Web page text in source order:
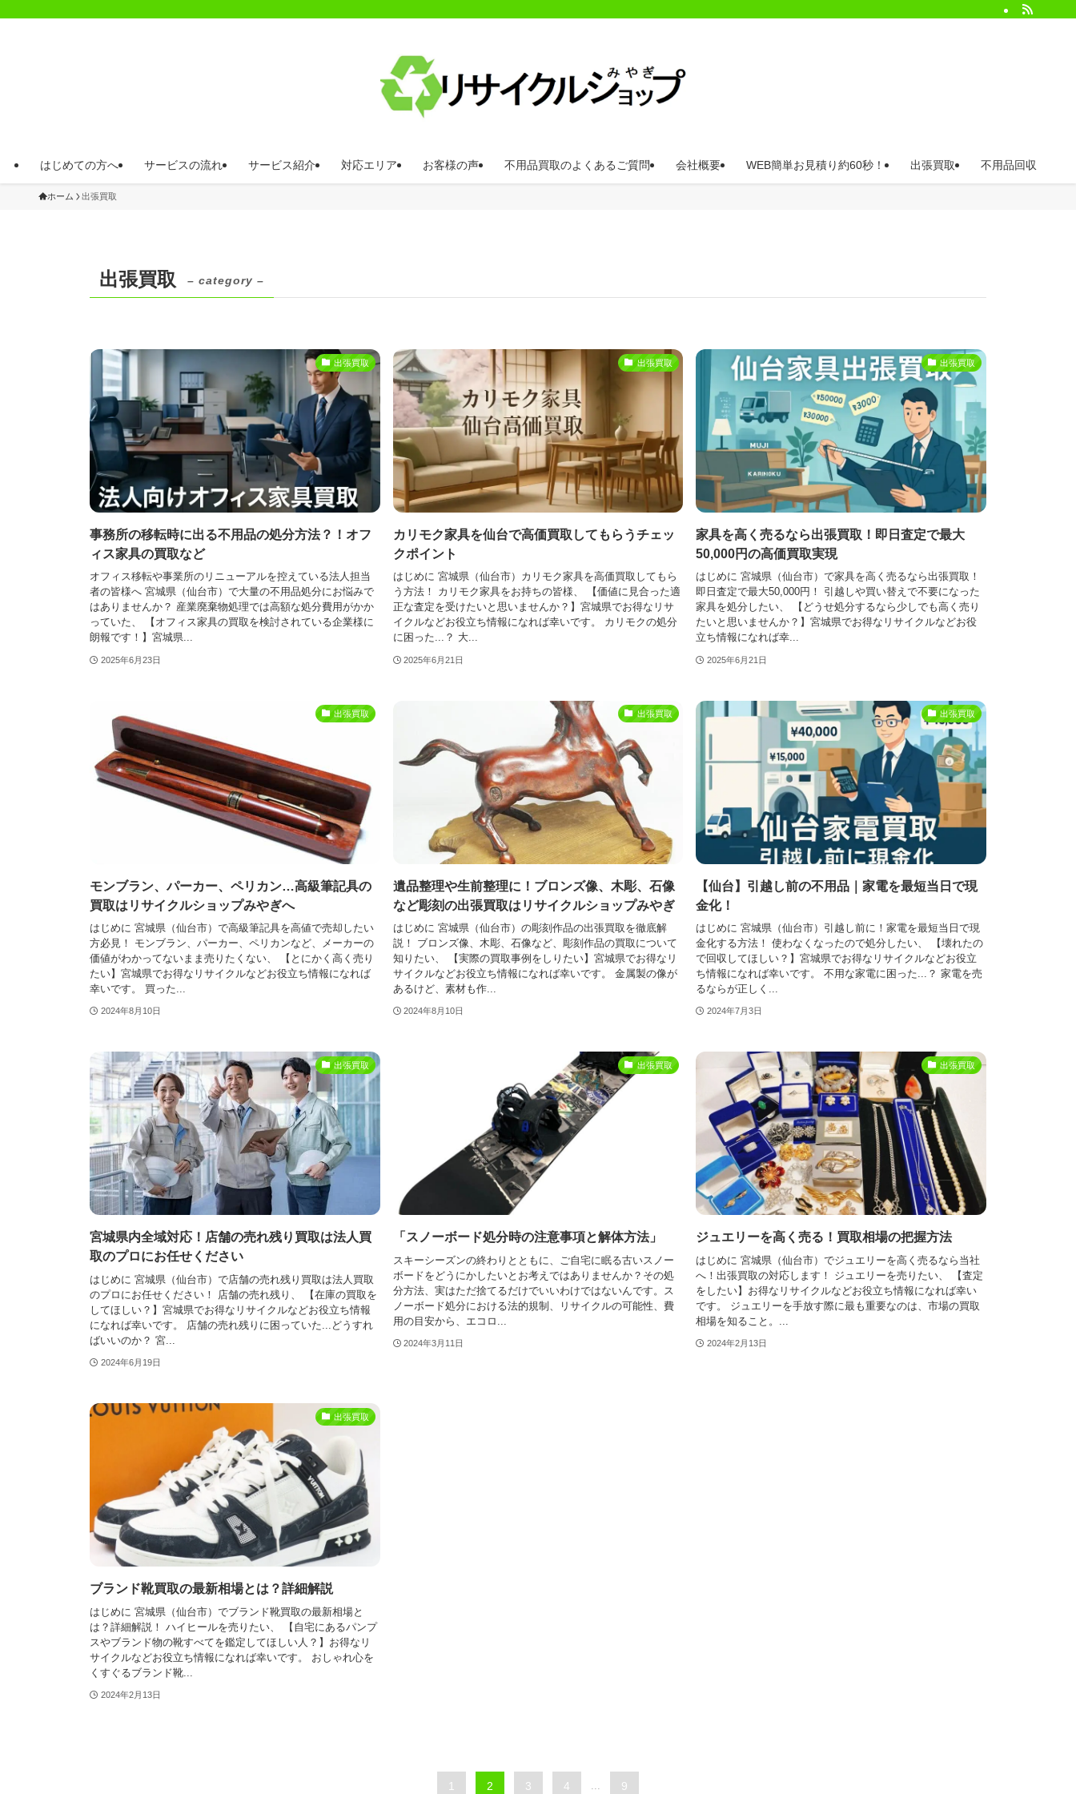
はじめての方へ サービスの流れ サービス紹介 対応エリア お客様の声 不用品買取のよくあるご質問 会社概要 WEB簡単お見積り約60秒！ 出張買取 不用品回収
ホーム 出張買取
出張買取 – category –
出張買取
事務所の移転時に出る不用品の処分方法？！オフ
ィス家具の買取など
オフィス移転や事業所のリニューアルを控えている法人担当
者の皆様へ 宮城県（仙台市）で大量の不用品処分にお悩みで
はありませんか？ 産業廃棄物処理では高額な処分費用がかか
っていた、 【オフィス家具の買取を検討されている企業様に
朗報です！】宮城県...
2025年6月23日
出張買取
カリモク家具を仙台で高価買取してもらうチェッ
クポイント
はじめに 宮城県（仙台市）カリモク家具を高価買取してもら
う方法！ カリモク家具をお持ちの皆様、 【価値に見合った適
正な査定を受けたいと思いませんか？】宮城県でお得なリサ
イクルなどお役立ち情報になれば幸いです。 カリモクの処分
に困った...？ 大...
2025年6月21日
出張買取
家具を高く売るなら出張買取！即日査定で最大
50,000円の高価買取実現
はじめに 宮城県（仙台市）で家具を高く売るなら出張買取！
即日査定で最大50,000円！ 引越しや買い替えで不要になった
家具を処分したい、 【どうせ処分するなら少しでも高く売り
たいと思いませんか？】宮城県でお得なリサイクルなどお役
立ち情報になれば幸...
2025年6月21日
出張買取
モンブラン、パーカー、ペリカン…高級筆記具の
買取はリサイクルショップみやぎへ
はじめに 宮城県（仙台市）で高級筆記具を高値で売却したい
方必見！ モンブラン、パーカー、ペリカンなど、メーカーの
価値がわかってないまま売りたくない、 【とにかく高く売り
たい】宮城県でお得なリサイクルなどお役立ち情報になれば
幸いです。 買った...
2024年8月10日
出張買取
遺品整理や生前整理に！ブロンズ像、木彫、石像
など彫刻の出張買取はリサイクルショップみやぎ
はじめに 宮城県（仙台市）の彫刻作品の出張買取を徹底解
説！ ブロンズ像、木彫、石像など、彫刻作品の買取について
知りたい、 【実際の買取事例をしりたい】宮城県でお得なリ
サイクルなどお役立ち情報になれば幸いです。 金属製の像が
あるけど、素材も作...
2024年8月10日
出張買取
【仙台】引越し前の不用品｜家電を最短当日で現
金化！
はじめに 宮城県（仙台市）引越し前に！家電を最短当日で現
金化する方法！ 使わなくなったので処分したい、 【壊れたの
で回収してほしい？】宮城県でお得なリサイクルなどお役立
ち情報になれば幸いです。 不用な家電に困った...？ 家電を売
るならが正しく...
2024年7月3日
出張買取
宮城県内全域対応！店舗の売れ残り買取は法人買
取のプロにお任せください
はじめに 宮城県（仙台市）で店舗の売れ残り買取は法人買取
のプロにお任せください！ 店舗の売れ残り、 【在庫の買取を
してほしい？】宮城県でお得なリサイクルなどお役立ち情報
になれば幸いです。 店舗の売れ残りに困っていた...どうすれ
ばいいのか？ 宮...
2024年6月19日
出張買取
「スノーボード処分時の注意事項と解体方法」
スキーシーズンの終わりとともに、ご自宅に眠る古いスノー
ボードをどうにかしたいとお考えではありませんか？その処
分方法、実はただ捨てるだけでいいわけではないんです。ス
ノーボード処分における法的規制、リサイクルの可能性、費
用の目安から、エコロ...
2024年3月11日
出張買取
ジュエリーを高く売る！買取相場の把握方法
はじめに 宮城県（仙台市）でジュエリーを高く売るなら当社
へ！出張買取の対応します！ ジュエリーを売りたい、 【査定
をしたい】お得なリサイクルなどお役立ち情報になれば幸い
です。 ジュエリーを手放す際に最も重要なのは、市場の買取
相場を知ること。...
2024年2月13日
出張買取
ブランド靴買取の最新相場とは？詳細解説
はじめに 宮城県（仙台市）でブランド靴買取の最新相場と
は？詳細解説！ ハイヒールを売りたい、 【自宅にあるパンプ
スやブランド物の靴すべてを鑑定してほしい人？】お得なリ
サイクルなどお役立ち情報になれば幸いです。 おしゃれ心を
くすぐるブランド靴...
2024年2月13日
1 2 3 4 9